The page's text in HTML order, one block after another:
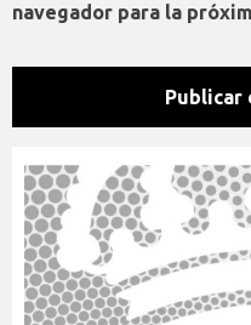
navegador para la